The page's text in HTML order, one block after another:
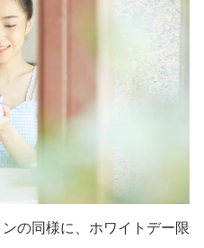
の同様に、ホワイトデー限